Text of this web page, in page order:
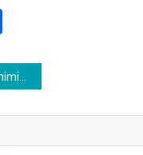
pracę